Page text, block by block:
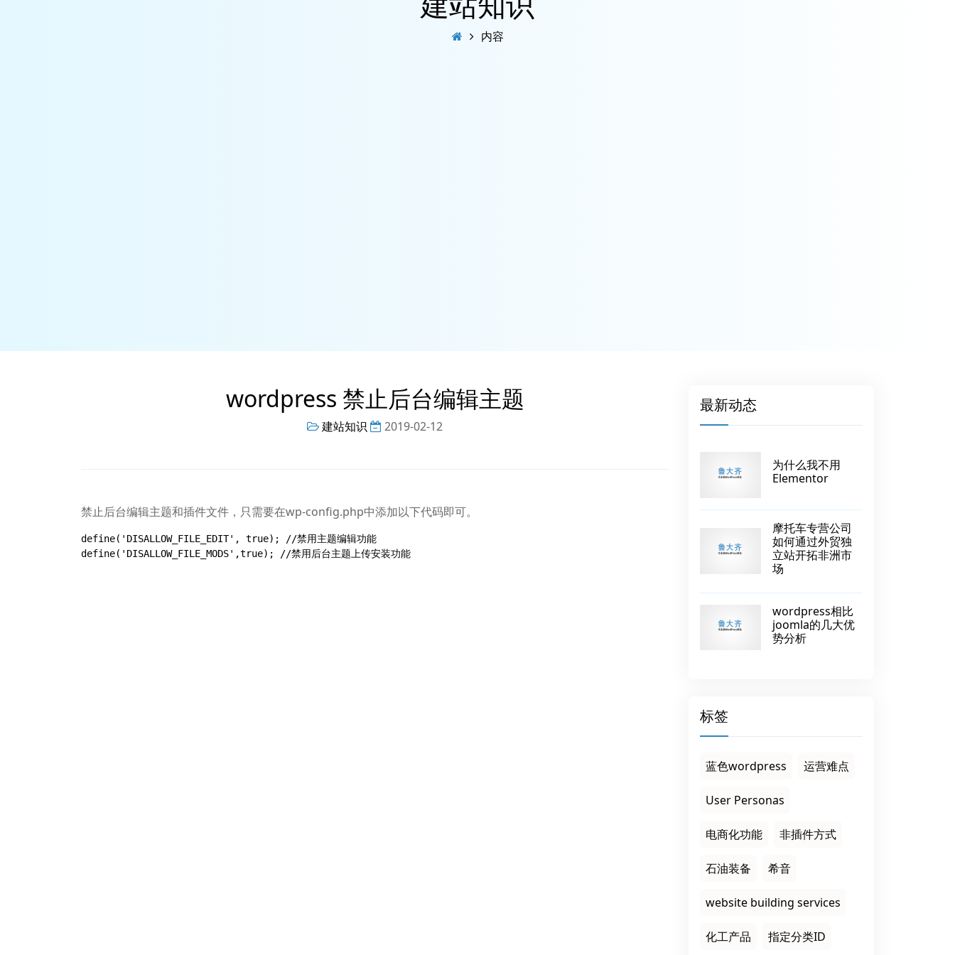
内容
wordpress 禁止后台编辑主题
建站知识 2019-02-12
禁止后台编辑主题和插件文件，只需要在wp-config.php中添加以下代码即可。
define('DISALLOW_FILE_EDIT', true); //禁用主题编辑功能
define('DISALLOW_FILE_MODS',true); //禁用后台主题上传安装功能
最新动态
为什么我不用
Elementor
摩托车专营公司
如何通过外贸独
立站开拓非洲市
场
wordpress相比
joomla的几大优
势分析
标签
蓝色wordpress 运营难点
User Personas
电商化功能 非插件方式
石油装备 希音
website building services
化工产品 指定分类ID